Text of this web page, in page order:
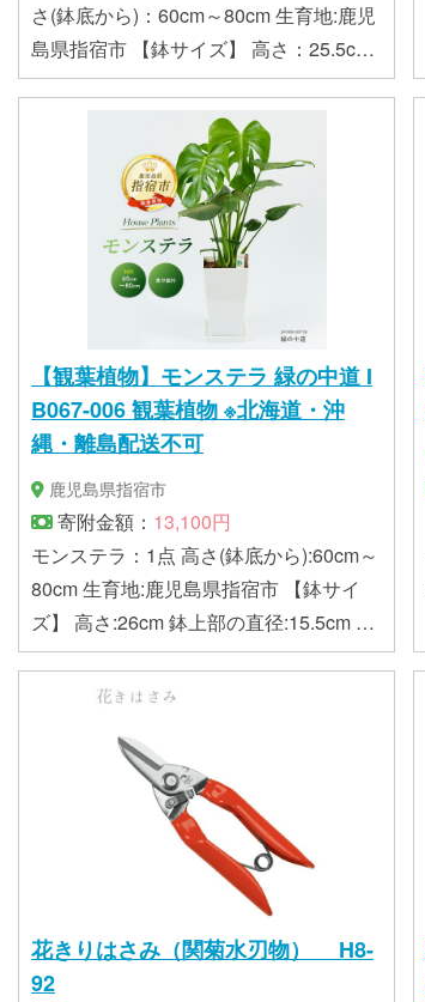
さ(鉢底から)：60cm～80cm 生育地:鹿児
島県指宿市 【鉢サイズ】 高さ：25.5cm
鉢上部の直径：15.5cm プラスチック鉢
【観葉植物】モンステラ 緑の中道 I
B067-006 観葉植物 ※北海道・沖
縄・離島配送不可
鹿児島県指宿市
寄附金額： 13,100円
モンステラ：1点 高さ(鉢底から):60cm～
80cm 生育地:鹿児島県指宿市 【鉢サイ
ズ】 高さ:26cm 鉢上部の直径:15.5cm 白
色プラスチック鉢(受け皿付き)
花きりはさみ（関菊水刃物） H8-
92